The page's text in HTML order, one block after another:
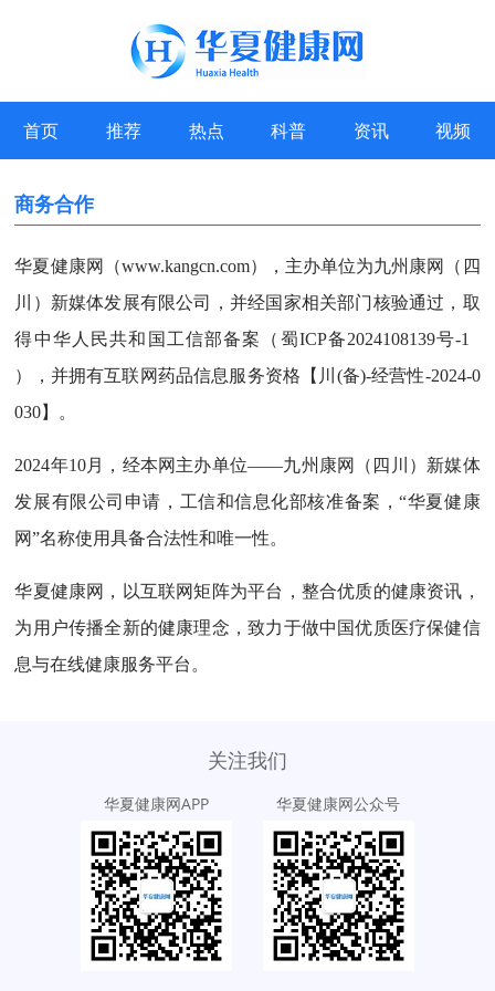
首页 推荐 热点 科普 资讯 视频
商务合作
华夏健康网（www.kangcn.com），主办单位为九州康网（四
川）新媒体发展有限公司，并经国家相关部门核验通过，取
得中华人民共和国工信部备案（蜀ICP备2024108139号-1
），并拥有互联网药品信息服务资格【川(备)-经营性-2024-0
030】。
2024年10月，经本网主办单位——九州康网（四川）新媒体
发展有限公司申请，工信和信息化部核准备案，“华夏健康
网”名称使用具备合法性和唯一性。
华夏健康网，以互联网矩阵为平台，整合优质的健康资讯，
为用户传播全新的健康理念，致力于做中国优质医疗保健信
息与在线健康服务平台。
关注我们
华夏健康网APP 华夏健康网公众号